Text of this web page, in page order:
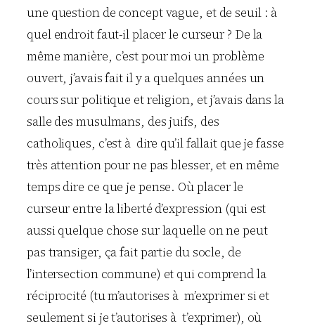
une question de concept vague, et de seuil : à
quel endroit faut-il placer le curseur ? De la
même manière, c’est pour moi un problème
ouvert, j’avais fait il y a quelques années un
cours sur politique et religion, et j’avais dans la
salle des musulmans, des juifs, des
catholiques, c’est à dire qu’il fallait que je fasse
très attention pour ne pas blesser, et en même
temps dire ce que je pense. Où placer le
curseur entre la liberté d’expression (qui est
aussi quelque chose sur laquelle on ne peut
pas transiger, ça fait partie du socle, de
l’intersection commune) et qui comprend la
réciprocité (tu m’autorises à m’exprimer si et
seulement si je t’autorises à t’exprimer), où